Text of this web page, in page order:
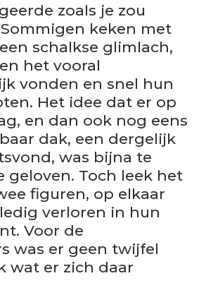
zoals je zou
keken met
schalkse glimlach,
het vooral
vonden en snel hun
Het idee dat er op
en dan ook nog eens
dak, een dergelijk
was bijna te
geloven. Toch leek het
figuren, op elkaar
verloren in hun
Voor de
was er geen twijfel
wat er zich daar